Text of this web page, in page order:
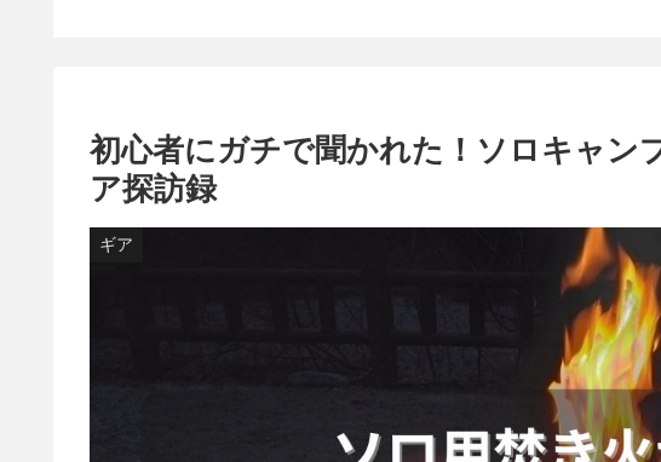
初心者にガチで聞かれた！ソロキャン
ア探訪録
ギア